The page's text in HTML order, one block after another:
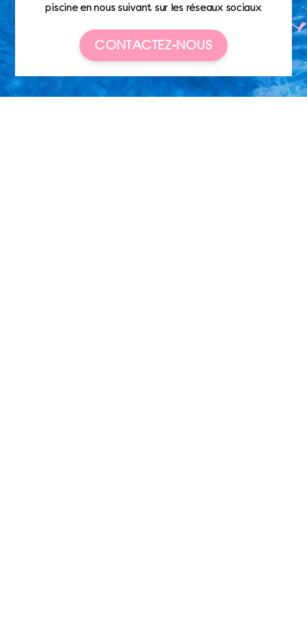
piscine en nous suivant sur les réseaux sociaux
CONTACTEZ-NOUS